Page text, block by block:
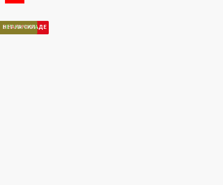
НЕТ НА СКЛАДЕ
НЕТ НА СКЛАДЕ
В НАЛИЧИИ
НЕТ НА СКЛАДЕ
В НАЛИЧИИ
НЕТ НА СКЛАДЕ